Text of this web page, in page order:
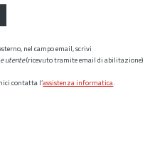
nel campo email, scrivi
utente(ricevuto tramite email di abilitazione)
contatta l’assistenza informatica.